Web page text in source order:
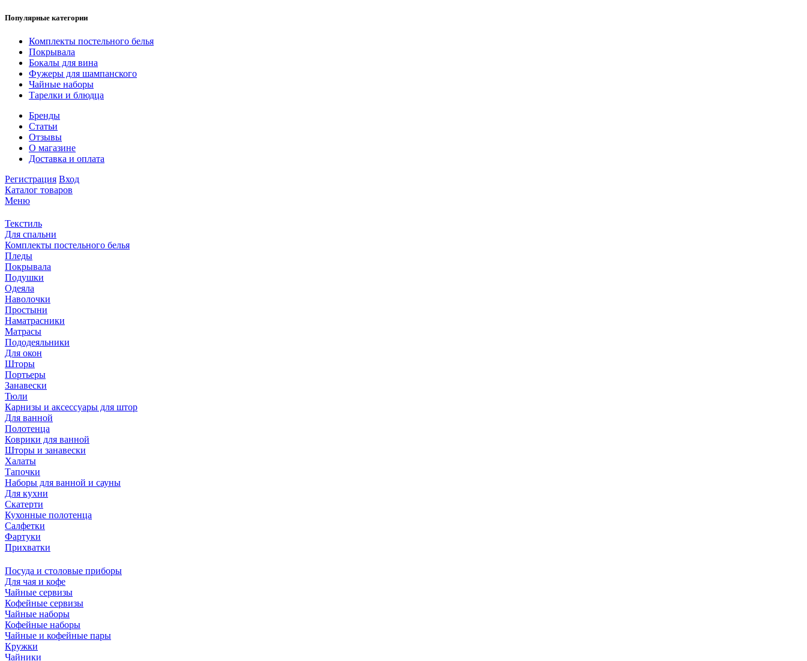
Популярные категории
Комплекты постельного белья
Покрывала
Бокалы для вина
Фужеры для шампанского
Чайные наборы
Тарелки и блюдца
Бренды
Статьи
Отзывы
О магазине
Доставка и оплата
Регистрация Вход
Каталог товаров
Меню
Текстиль
Для спальни
Комплекты постельного белья
Пледы
Покрывала
Подушки
Одеяла
Наволочки
Простыни
Наматрасники
Матрасы
Пододеяльники
Для окон
Шторы
Портьеры
Занавески
Тюли
Карнизы и аксессуары для штор
Для ванной
Полотенца
Коврики для ванной
Шторы и занавески
Халаты
Тапочки
Наборы для ванной и сауны
Для кухни
Скатерти
Кухонные полотенца
Салфетки
Фартуки
Прихватки
Посуда и столовые приборы
Для чая и кофе
Чайные сервизы
Кофейные сервизы
Чайные наборы
Кофейные наборы
Чайные и кофейные пары
Кружки
Чайники